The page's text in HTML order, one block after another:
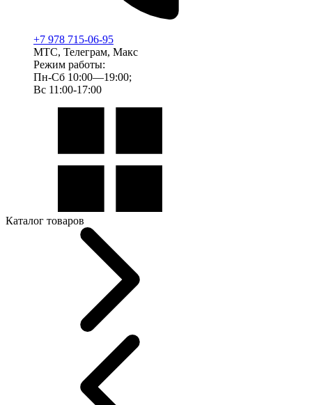
+7 978 715-06-95
МТС, Телеграм, Макс
Режим работы:
Пн-Сб 10:00—19:00;
Вс 11:00-17:00
Каталог товаров